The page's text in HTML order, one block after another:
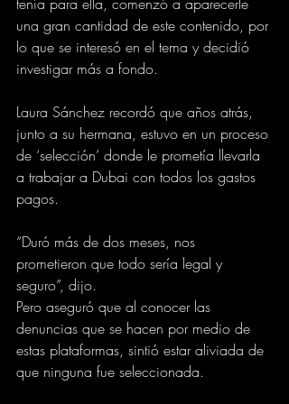
una gran cantidad de este contenido, por
lo que se interesó en el tema y decidió
investigar más a fondo.
Laura Sánchez recordó que años atrás,
junto a su hermana, estuvo en un proceso
de ‘selección’ donde le prometía llevarla
a trabajar a Dubai con todos los gastos
pagos.
“Duró más de dos meses, nos
prometieron que todo sería legal y
seguro”, dijo.
Pero aseguró que al conocer las
denuncias que se hacen por medio de
estas plataformas, sintió estar aliviada de
que ninguna fue seleccionada.